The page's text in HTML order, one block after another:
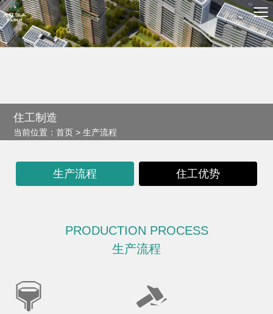
住工制造
当前位置 ：首页 > 生产流程
生产流程 住工优势
PRODUCTION PROCESS
生产流程